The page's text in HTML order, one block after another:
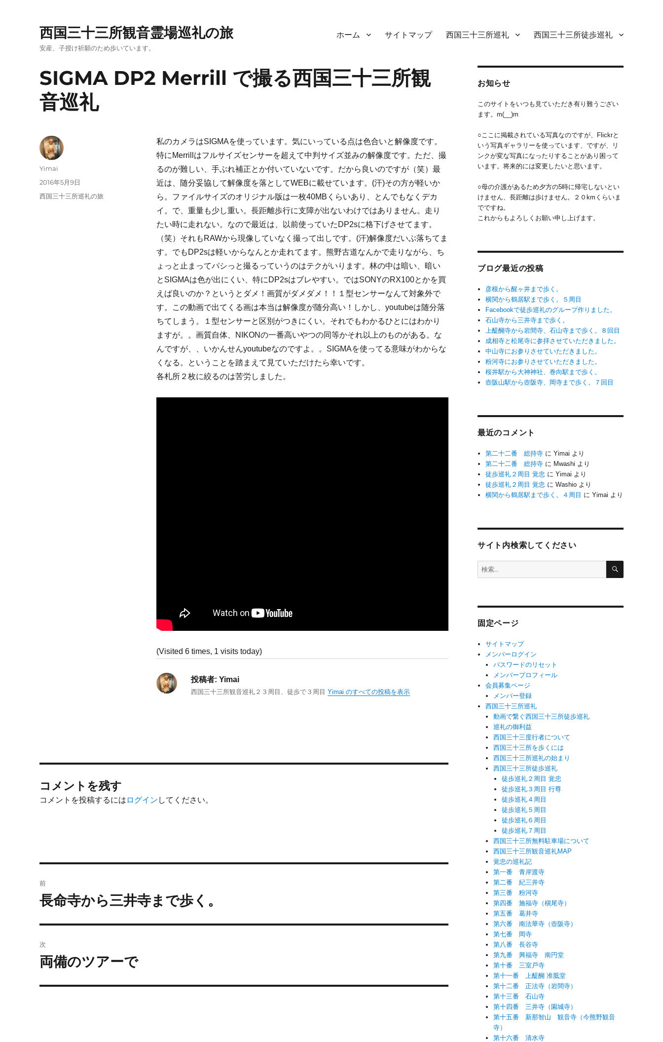
西国三十三所観音霊場巡礼の旅
安産、子授け祈願のため歩いています。
ホーム サイトマップ 西国三十三所巡礼 西国三十三所徒歩巡礼
SIGMA DP2 Merrill で撮る西国三十三所観
音巡礼
私のカメラはSIGMAを使っています。気にいっている点は色合いと解像度です。
特にMerrillはフルサイズセンサーを超えて中判サイズ並みの解像度です。ただ、撮
るのが難しい、手ぶれ補正とか付いていないです。だから良いのですが（笑）最
近は、随分妥協して解像度を落としてWEBに載せています。(汗)その方が軽いか
ら。ファイルサイズのオリジナル版は一枚40MBくらいあり、とんでもなくデカ
イ。で、重量も少し重い。長距離歩行に支障が出ないわけではありません。走り
たい時に走れない。なので最近は、以前使っていたDP2sに格下げさせてます。
（笑）それもRAWから現像していなく撮って出しです。(汗)解像度だいぶ落ちてま
す。でもDP2sは軽いからなんとか走れてます。熊野古道なんかで走りながら、ち
ょっと止まってパシっと撮るっていうのはテクがいります。林の中は暗い、暗い
とSIGMAは色が出にくい、特にDP2sはブレやすい。ではSONYのRX100とかを買
えば良いのか？というとダメ！画質がダメダメ！！１型センサーなんて対象外で
す。この動画で出てくる画は本当は解像度が随分高い！しかし、youtubeは随分落
ちてしまう。１型センサーと区別がつきにくい。それでもわかるひとにはわかり
ますが。。画質自体、NIKONの一番高いやつの同等かそれ以上のものがある。な
んですが、、いかんせんyoutubeなのですよ。。SIGMAを使ってる意味がわからな
くなる。ということを踏まえて見ていただけたら幸いです。
各札所２枚に絞るのは苦労しました。
(Visited 6 times, 1 visits today)
投稿者: Yimai
西国三十三所観音巡礼２３周目、徒歩で３周目 Yimai のすべての投稿を表示
投
Yimai
投
稿
2016年5月9日
カ
西国三十三所巡礼の旅
コメントを残す
コメントを投稿するには ログイン してください。
稿
ゲ
前
前
投
稿:
長命寺から三井寺まで歩く。
次
次
投
両備のツアーで
お知らせ
このサイトをいつも見ていただき有り難うござい
ます。m(__)m
○ここに掲載されている写真なのですが、Flickrと
いう写真ギャラリーを使っています、ですが、リ
ンクが変な写真になったりすることがあり困って
います。将来的には変更したいと思います。
○母の介護があるため夕方の5時に帰宅しないとい
けません、長距離は歩けません。２０kmくらいま
でですね。
これからもよろしくお願い申し上げます。
ブログ最近の投稿
彦根から醒ヶ井まで歩く。
横関から鶴居駅まで歩く。５周目
Facebookで徒歩巡礼のグループ作りました。
石山寺から三井寺まで歩く。
上醍醐寺から岩間寺、石山寺まで歩く。８回目
成相寺と松尾寺に参拝させていただきました。
中山寺にお参りさせていただきました。
粉河寺にお参りさせていただきました。
桜井駅から大神神社、巻向駅まで歩く。
壺阪山駅から壺阪寺、岡寺まで歩く。７回目
最近のコメント
第二十二番 総持寺 にYimai より
第二十二番 総持寺 に Mwashi より
徒歩巡礼２周目 覚忠 にYimai より
徒歩巡礼２周目 覚忠 にWashio より
横関から鶴居駅まで歩く。４周目 にYimai より
サイト内検索してください
検
索:
検
固定ページ
サイトマップ
メンバーログイン
パスワードのリセット
メンバープロフィール
会員募集ページ
メンバー登録
西国三十三所巡礼
動画で繋ぐ西国三十三所徒歩巡礼
巡礼の御利益
西国三十三度行者について
西国三十三所を歩くには
西国三十三所巡礼の始まり
西国三十三所徒歩巡礼
徒歩巡礼２周目 覚忠
徒歩巡礼３周目 行尊
徒歩巡礼４周目
徒歩巡礼５周目
徒歩巡礼６周目
徒歩巡礼７周目
西国三十三所無料駐車場について
西国三十三所観音巡礼MAP
覚忠の巡礼記
第一番 青岸渡寺
第二番 紀三井寺
第三番 粉河寺
第四番 施福寺（槇尾寺）
第五番 葛井寺
第六番 南法華寺（壺阪寺）
第七番 岡寺
第八番 長谷寺
第九番 興福寺 南円堂
第十番 三室戸寺
第十一番 上醍醐 准胝堂
第十二番 正法寺（岩間寺）
第十三番 石山寺
第十四番 三井寺（園城寺）
第十五番 新那智山 観音寺（今熊野観音
寺）
第十六番 清水寺